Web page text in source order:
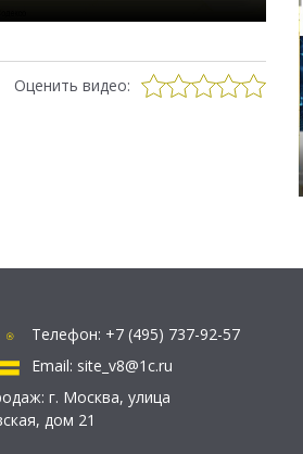
Оценить видео:
Телефон: +7 (495) 737-92-57
Email: site_v8@1c.ru
г. Москва, улица
дом 21